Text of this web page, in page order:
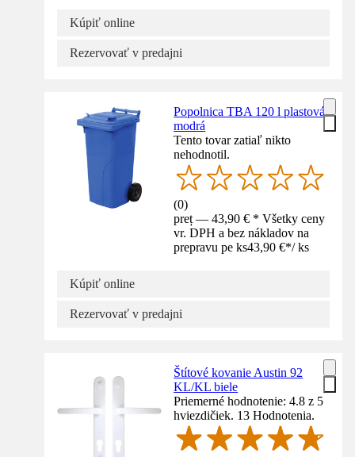
Kúpiť online
Rezervovať v predajni
Popolnica TBA 120 l plastová
modrá
Tento tovar zatiaľ nikto
nehodnotil.
(0)
preț — 43,90 € * Všetky ceny
vr. DPH a bez nákladov na
prepravu pe ks43,90 €*/ ks
Kúpiť online
Rezervovať v predajni
Štítové kovanie Austin 92
KL/KL biele
Priemerné hodnotenie: 4.8 z 5
hviezdičiek. 13 Hodnotenia.